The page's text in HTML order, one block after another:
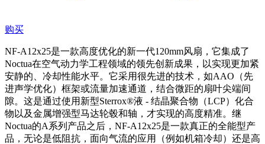
购买
NF-A12x25是一款高度优化的新一代120mm风扇，它集成了
Noctua在空气动力学工程领域的领先创新成果，以实现更加紧
安静的、冷却性能水平。它采用很先进的技术，如AAO（先
进声学优化）框架或流量加速通道，结合微距的扇叶尖端间
隙。这是通过使用新型Sterrox®液 - 结晶聚合物（LCP）化合
物以及金属增强型马达轮毂和轴，才实现的高度精准。继
Noctua的A系列产品之后，NF-A12x25是一款真正的全能型产
品，无论是低阻抗，面向气流的应用（例如机箱冷却）还是高